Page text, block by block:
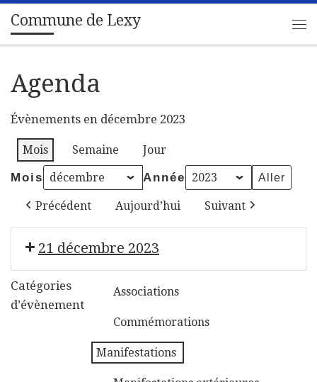
Passer au contenu
Commune de Lexy
Agenda
Évènements en décembre 2023
Mois Semaine Jour
Mois Année
Précédent Aujourd’hui Suivant
21 décembre 2023
Catégories
d’évènement
Associations
Commémorations
Manifestations